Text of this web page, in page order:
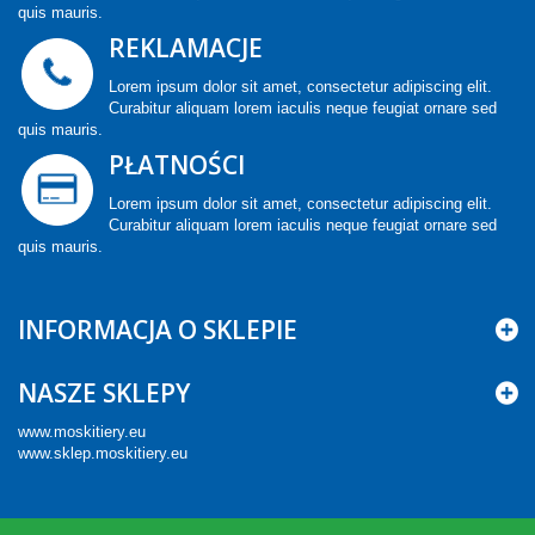
quis mauris.
REKLAMACJE
Lorem ipsum dolor sit amet, consectetur adipiscing elit.
Curabitur aliquam lorem iaculis neque feugiat ornare sed
quis mauris.
PŁATNOŚCI
Lorem ipsum dolor sit amet, consectetur adipiscing elit.
Curabitur aliquam lorem iaculis neque feugiat ornare sed
quis mauris.
INFORMACJA O SKLEPIE
NASZE SKLEPY
www.moskitiery.eu
www.sklep.moskitiery.eu